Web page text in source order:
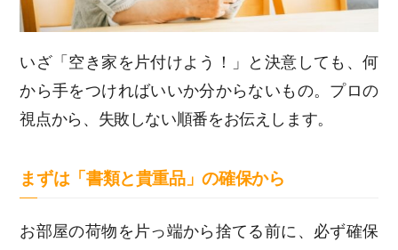
いざ「空き家を片付けよう！」と決意しても、何
から手をつければいいか分からないもの。プロの
視点から、失敗しない順番をお伝えします。
まずは「書類と貴重品」の確保から
お部屋の荷物を片っ端から捨てる前に、必ず確保